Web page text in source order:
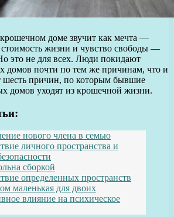
доме звучит как мечта —
жизни и чувство свободы —
это не для всех. Люди покидают
домов почти по тем же причинам, что и
шесть причин, по которым бывшие
домов уходят из крошечной жизни.
нового члена в семью
личного пространства и
сборкой
определенных пространств
маленькая для двоих
влияние на психическое